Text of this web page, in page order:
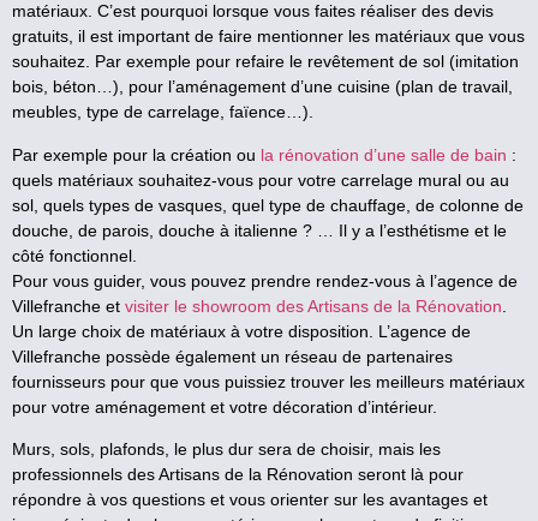
matériaux. C’est pourquoi lorsque vous faites réaliser des devis
gratuits , il est important de faire mentionner les matériaux que vous
souhaitez. Par exemple pour refaire le revêtement de sol (imitation
bois, béton…), pour l’aménagement d’une cuisine (plan de travail,
meubles, type de carrelage, faïence …)
Par exemple pour la création ou la rénovation d’une salle de bain :
quels matériaux souhaitez-vous pour votre carrelage mural ou au
sol, quels types de vasques, quel type de chauffage, de colonne de
douche, de parois, douche à italienne ? … Il y a l’esthétisme et le
côté fonctionnel.
Pour vous guider, vous pouvez prendre rendez-vous à l’agence de
Villefranche et visiter le showroom des Artisans de la Rénovation
Un large choix de matériaux à votre disposition. L’agence de
Villefranche possède également un réseau de partenaires
fournisseurs pour que vous puissiez trouver les meilleurs matériaux
pour votre aménagement et votre décoration d’intérieur.
Murs, sols, plafonds, le plus dur sera de choisir, mais les
professionnels des Artisans de la Rénovation seront là pour
répondre à vos questions et vous orienter sur les avantages et